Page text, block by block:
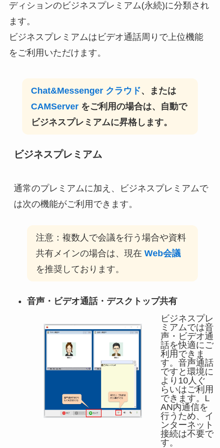
ディションのビジネスプレミアム(永続)に分類され
ます。
ビジネスプレミアムはビデオ通話周りで上位機能
をご利用いただけます。
Chat&Messenger クラウド、または
CAMServerをご利用の場合は、自動で
ビジネスプレミアムに昇格します。
ビジネスプレミアム
通常のプレミアムに加え、ビジネスプレミアムで
は次の機能がご利用できます。
注意：複数人で会議を行う場合や資料
共有メインの場合は、現在 Web会議
を推奨しております。
音声・ビデオ通話・デスクトップ共有
ビジネスプレ
ミアムでは音
声・ビデオ通
話を快適にご
利用できま
す。音声通話
ですと環境に
より10人ぐ
らいはご利用
できます。L
AN内通信を
行うため、イ
ンターネット
接続は不要で
す。